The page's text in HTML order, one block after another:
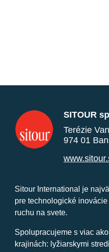
SITOUR
Terézie
974 01
Sitour International je
pre technologické
ruchu na svete.
Spolupracujeme s viac
krajinách: lyžiarskymi